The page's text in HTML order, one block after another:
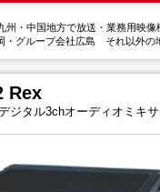
州・中国地方で放送・業務用映
・グループ会社広島 それ以外の
Rex
ジタル3chオーディオミキ